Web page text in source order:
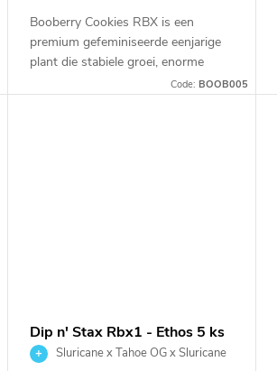
Booberry Cookies RBX is een
premium gefeminiseerde eenjarige
plant die stabiele groei, enorme
schutbladeren en extremeCode: BOOB005
Dip n' Stax Rbx1 - Ethos 5 ks
Sluricane x Tahoe OG x Sluricane